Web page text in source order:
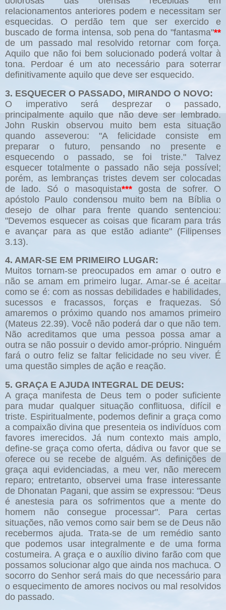
relacionamentos anteriores podem e necessitam ser
esquecidas. O perdão tem que ser exercido e
buscado de forma intensa, sob pena do "fantasma"**
de um passado mal resolvido retornar com força.
Aquilo que não foi bem solucionado poderá voltar à
tona. Perdoar é um ato necessário para soterrar
definitivamente aquilo que deve ser esquecido.
3. ESQUECER O PASSADO, MIRANDO O NOVO:
O imperativo será desprezar o passado,
principalmente aquilo que não deve ser lembrado.
John Ruskin observou muito bem esta situação
quando asseverou: "A felicidade consiste em
preparar o futuro, pensando no presente e
esquecendo o passado, se foi triste." Talvez
esquecer totalmente o passado não seja possível;
porém, as lembranças tristes devem ser colocadas
de lado. Só o masoquista*** gosta de sofrer. O
apóstolo Paulo condensou muito bem na Bíblia o
desejo de olhar para frente quando sentenciou:
"Devemos esquecer as coisas que ficaram para trás
e avançar para as que estão adiante" (Filipenses
3.13).
4. AMAR-SE EM PRIMEIRO LUGAR:
Muitos tornam-se preocupados em amar o outro e
não se amam em primeiro lugar. Amar-se é aceitar
como se é: com as nossas debilidades e habilidades,
sucessos e fracassos, forças e fraquezas. Só
amaremos o próximo quando nos amamos primeiro
(Mateus 22.39). Você não poderá dar o que não tem.
Não acreditamos que uma pessoa possa amar a
outra se não possuir o devido amor-próprio. Ninguém
fará o outro feliz se faltar felicidade no seu viver. É
uma questão simples de ação e reação.
5. GRAÇA E AJUDA INTEGRAL DE DEUS:
A graça manifesta de Deus tem o poder suficiente
para mudar qualquer situação conflituosa, difícil e
triste. Espiritualmente, podemos definir a graça como
a compaixão divina que presenteia os indivíduos com
favores imerecidos. Já num contexto mais amplo,
define-se graça como oferta, dádiva ou favor que se
oferece ou se recebe de alguém. As definições de
graça aqui evidenciadas, a meu ver, não merecem
reparo; entretanto, observei uma frase interessante
de Dhonatan Pagani, que assim se expressou: "Deus
é anestesia para os sofrimentos que a mente do
homem não consegue processar". Para certas
situações, não vemos como sair bem se de Deus não
recebermos ajuda. Trata-se de um remédio santo
que podemos usar integralmente e de uma forma
costumeira. A graça e o auxílio divino farão com que
possamos solucionar algo que ainda nos machuca. O
socorro do Senhor será mais do que necessário para
o esquecimento de amores nocivos ou mal resolvidos
do passado.